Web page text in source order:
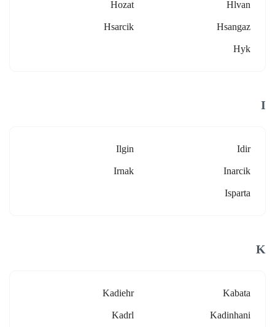
Hlvan
Hozat
Hsangaz
Hsarcik
Hyk
I
Idir
Ilgin
Inarcik
Irnak
Isparta
K
Kabata
Kadiehr
Kadinhani
Kadrl